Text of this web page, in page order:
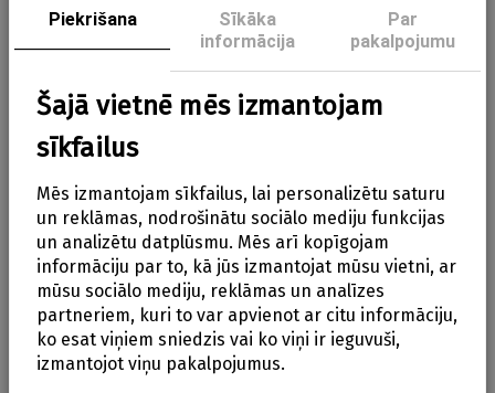
traktoru, kas sniedz nebeidzamu rotaļu prieku.
Maigais zaļais tonis un draudzīgā zemnieka
figūriņa padara spēli īpaši aizraujošu un rosina
radošu lomu spēli.
Traktors lieliski sader kopā ar citiem rotaļu
aizraujošākus stāstus un piedzīvojumus. Izturīgā
koka konstrukcija un stingrie gumijas riteņi
nodrošina stabilu un drošu rotaļāšanos. Ideāla
izvēle mazajiem pētniekiem, kuri mīl spēlēties un
mācīties caur rotaļu.
Piekrišana
Šajā vietnē mēs izmantojam
sīkfailus
Mēs izmantojam sīkfailus, lai personalizētu saturu
un reklāmas, nodrošinātu sociālo mediju funkcijas
un analizētu datplūsmu. Mēs arī kopīgojam
informāciju par to, kā jūs izmantojat mūsu vietni, ar
mūsu sociālo mediju, reklāmas un analīzes
partneriem, kuri to var apvienot ar citu informāciju,
ko esat viņiem sniedzis vai ko viņi ir ieguvuši,
izmantojot viņu pakalpojumus.
Sīkāka
informācija
Par
pakalpojumu